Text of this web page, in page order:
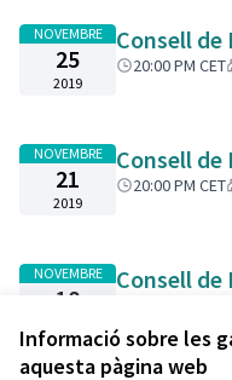
Informació sobre les
aquesta pàgina web
NOVEMBRE
25
2019
Consell de
20:00 PM CET
NOVEMBRE
21
2019
Consell
20:00 PM CET
NOVEMBRE
18
Consell de